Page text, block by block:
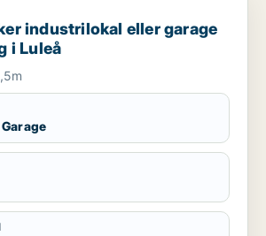
eller garage för uthyrning i Luleå
industrilokal eller garage
i Luleå